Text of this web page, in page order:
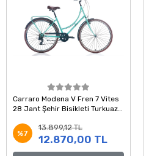
Carraro Modena V Fren 7 Vites
28 Jant Şehir Bisikleti Turkuaz
%7
13.899,12 TL
12.870,00 TL